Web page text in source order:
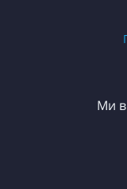
Ми в